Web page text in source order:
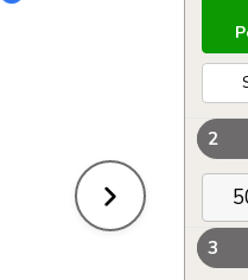
2
3